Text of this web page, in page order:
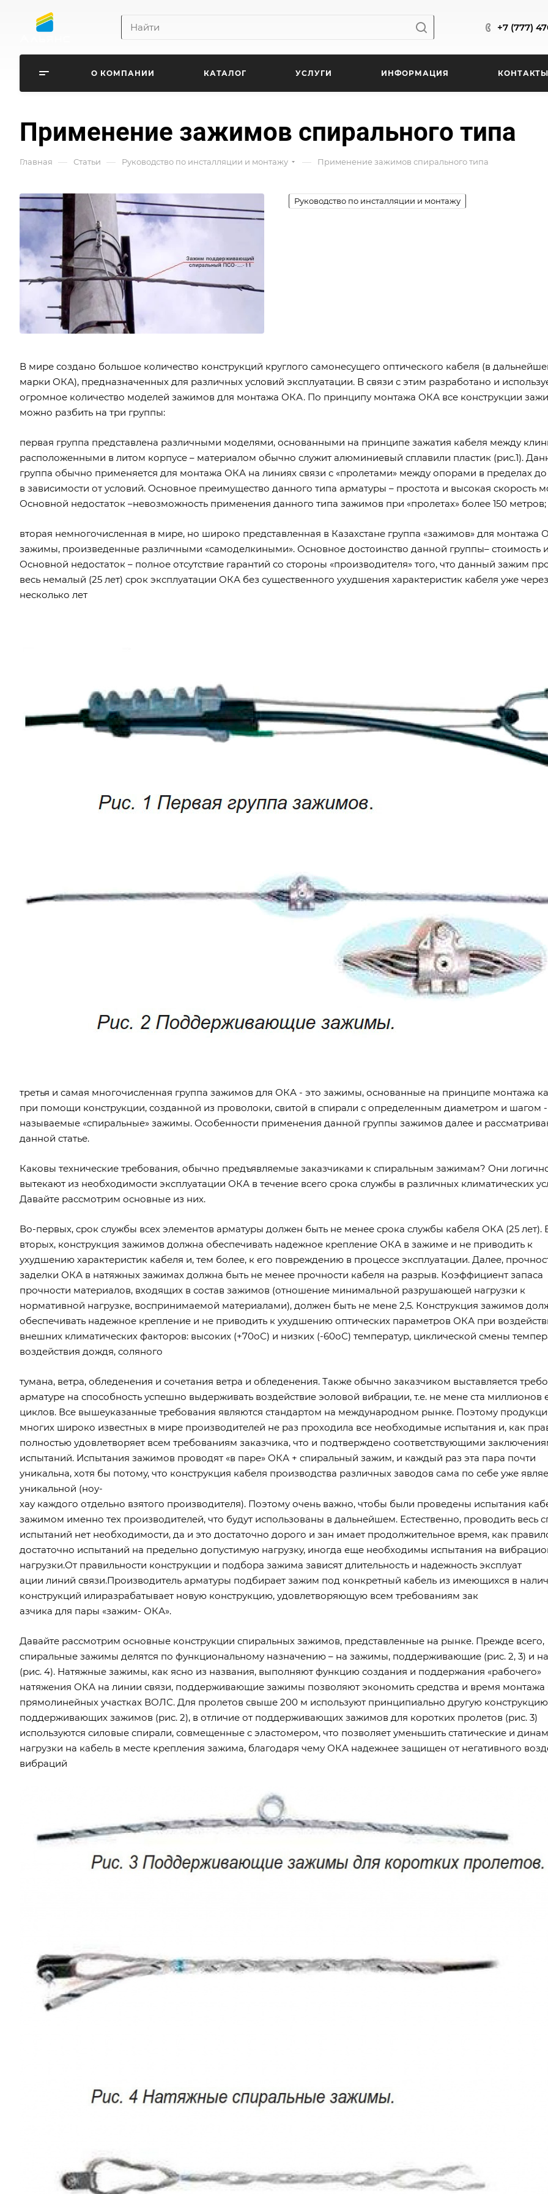
+7 (777)
О КОМПАНИИ КАТАЛОГ УСЛУГИ ИНФОРМАЦИЯ КОНТАКТЫ
Применение зажимов спирального типа
Главная — Статьи — Руководство по инсталляции и монтажу — Применение зажимов спирального типа
Руководство по инсталляции и монтажу
В мире создано большое количество конструкций круглого самонесущего оптического кабеля (в
марки ОКА), предназначенных для различных условий эксплуатации. В связи с этим разработано и
огромное количество моделей зажимов для монтажа ОКА. По принципу монтажа ОКА все конструкции
можно разбить на три группы:
первая группа представлена различными моделями, основанными на принципе зажатия кабеля между
расположенными в литом корпусе – материалом обычно служит алюминиевый сплавили пластик (рис.1).
группа обычно применяется для монтажа ОКА на линиях связи с «пролетами» между опорами в пределах до
в зависимости от условий. Основное преимущество данного типа арматуры – простота и высокая скорость
Основной недостаток –невозможность применения данного типа зажимов при «пролетах» более 150 метров;
вторая немногочисленная в мире, но широко представленная в Казахстане группа «зажимов» для монтажа
зажимы, произведенные различными «самоделкиными». Основное достоинство данной группы– стоимость
Основной недостаток – полное отсутствие гарантий со стороны «производителя» того, что данный зажим
весь немалый (25 лет) срок эксплуатации ОКА без существенного ухудшения характеристик кабеля уже через
несколько лет
третья и самая многочисленная группа зажимов для ОКА - это зажимы, основанные на принципе монтажа
при помощи конструкции, созданной из проволоки, свитой в спирали с определенным диаметром и шагом -
называемые «спиральные» зажимы. Особенности применения данной группы зажимов далее и
данной статье.
Каковы технические требования, обычно предъявляемые заказчиками к спиральным зажимам? Они
вытекают из необходимости эксплуатации ОКА в течение всего срока службы в различных климатических
Давайте рассмотрим основные из них.
Во-первых, срок службы всех элементов арматуры должен быть не менее срока службы кабеля ОКА (25 лет).
вторых, конструкция зажимов должна обеспечивать надежное крепление ОКА в зажиме и не приводить к
ухудшению характеристик кабеля и, тем более, к его повреждению в процессе эксплуатации. Далее,
заделки ОКА в натяжных зажимах должна быть не менее прочности кабеля на разрыв. Коэффициент запаса
прочности материалов, входящих в состав зажимов (отношение минимальной разрушающей нагрузки к
нормативной нагрузке, воспринимаемой материалами), должен быть не мене 2,5. Конструкция зажимов
обеспечивать надежное крепление и не приводить к ухудшению оптических параметров ОКА при
внешних климатических факторов: высоких (+70оС) и низких (-60оС) температур, циклической смены
воздействия дождя, соляного
тумана, ветра, обледенения и сочетания ветра и обледенения. Также обычно заказчиком выставляется
арматуре на способность успешно выдерживать воздействие эоловой вибрации, т.е. не мене ста миллионов
циклов. Все вышеуказанные требования являются стандартом на международном рынке. Поэтому
многих широко известных в мире производителей не раз проходила все необходимые испытания и, как
полностью удовлетворяет всем требованиям заказчика, что и подтверждено соответствующими
испытаний. Испытания зажимов проводят «в паре» ОКА + спиральный зажим, и каждый раз эта пара почти
уникальна, хотя бы потому, что конструкция кабеля производства различных заводов сама по себе уже
уникальной (ноу-
хау каждого отдельно взятого производителя). Поэтому очень важно, чтобы были проведены испытания
зажимом именно тех производителей, что будут использованы в дальнейшем. Естественно, проводить весь
испытаний нет необходимости, да и это достаточно дорого и зан имает продолжительное время, как
достаточно испытаний на предельно допустимую нагрузку, иногда еще необходимы испытания на
нагрузки.От правильности конструкции и подбора зажима зависят длительность и надежность эксплуат
ации линий связи.Производитель арматуры подбирает зажим под конкретный кабель из имеющихся в
конструкций илиразрабатывает новую конструкцию, удовлетворяющую всем требованиям зак
азчика для пары «зажим- ОКА».
Давайте рассмотрим основные конструкции спиральных зажимов, представленные на рынке. Прежде всего,
спиральные зажимы делятся по функциональному назначению – на зажимы, поддерживающие (рис. 2, 3) и
(рис. 4). Натяжные зажимы, как ясно из названия, выполняют функцию создания и поддержания «рабочего»
натяжения ОКА на линии связи, поддерживающие зажимы позволяют экономить средства и время монтажа
прямолинейных участках ВОЛС. Для пролетов свыше 200 м используют принципиально другую конструкцию
поддерживающих зажимов (рис. 2), в отличие от поддерживающих зажимов для коротких пролетов (рис. 3)
используются силовые спирали, совмещенные с эластомером, что позволяет уменьшить статические и
нагрузки на кабель в месте крепления зажима, благодаря чему ОКА надежнее защищен от негативного
вибраций